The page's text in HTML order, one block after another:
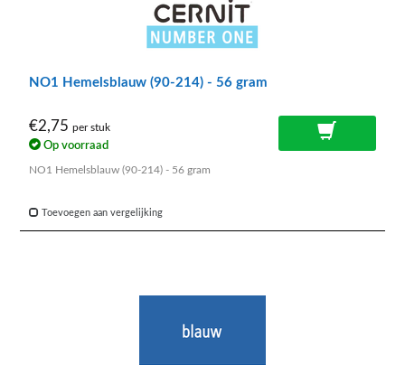
NO1 Hemelsblauw (90-214) - 56 gram
€2,75 per stuk
Op voorraad
NO1 Hemelsblauw (90-214) - 56 gram
Toevoegen aan vergelijking